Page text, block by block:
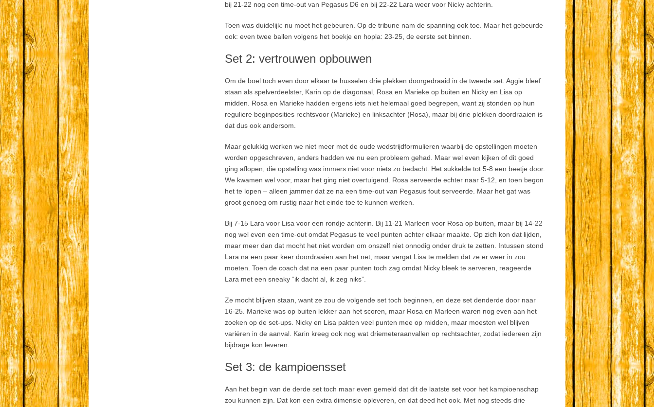
bij 21-22 nog een time-out van Pegasus D6 en bij 22-22 Lara weer voor Nicky achterin.
Toen was duidelijk: nu moet het gebeuren. Op de tribune nam de spanning ook toe. Maar het gebeurde
ook: even twee ballen volgens het boekje en hopla: 23-25, de eerste set binnen.
Set 2: vertrouwen opbouwen
Om de boel toch even door elkaar te husselen drie plekken doorgedraaid in de tweede set. Aggie bleef
staan als spelverdeelster, Karin op de diagonaal, Rosa en Marieke op buiten en Nicky en Lisa op
midden. Rosa en Marieke hadden ergens iets niet helemaal goed begrepen, want zij stonden op hun
reguliere beginposities rechtsvoor (Marieke) en linksachter (Rosa), maar bij drie plekken doordraaien is
dat dus ook andersom.
Maar gelukkig werken we niet meer met de oude wedstrijdformulieren waarbij de opstellingen moeten
worden opgeschreven, anders hadden we nu een probleem gehad. Maar wel even kijken of dit goed
ging aflopen, die opstelling was immers niet voor niets zo bedacht. Het sukkelde tot 5-8 een beetje door.
We kwamen wel voor, maar het ging niet overtuigend. Rosa serveerde echter naar 5-12, en toen begon
het te lopen – alleen jammer dat ze na een time-out van Pegasus fout serveerde. Maar het gat was
groot genoeg om rustig naar het einde toe te kunnen werken.
Bij 7-15 Lara voor Lisa voor een rondje achterin. Bij 11-21 Marleen voor Rosa op buiten, maar bij 14-22
nog wel even een time-out omdat Pegasus te veel punten achter elkaar maakte. Op zich kon dat lijden,
maar meer dan dat mocht het niet worden om onszelf niet onnodig onder druk te zetten. Intussen stond
Lara na een paar keer doordraaien aan het net, maar vergat Lisa te melden dat ze er weer in zou
moeten. Toen de coach dat na een paar punten toch zag omdat Nicky bleek te serveren, reageerde
Lara met een sneaky “ik dacht al, ik zeg niks”.
Ze mocht blijven staan, want ze zou de volgende set toch beginnen, en deze set denderde door naar
16-25. Marieke was op buiten lekker aan het scoren, maar Rosa en Marleen waren nog even aan het
zoeken op de set-ups. Nicky en Lisa pakten veel punten mee op midden, maar moesten wel blijven
variëren in de aanval. Karin kreeg ook nog wat driemeteraanvallen op rechtsachter, zodat iedereen zijn
bijdrage kon leveren.
Set 3: de kampioensset
Aan het begin van de derde set toch maar even gemeld dat dit de laatste set voor het kampioenschap
zou kunnen zijn. Dat kon een extra dimensie opleveren, en dat deed het ook. Met nog steeds drie